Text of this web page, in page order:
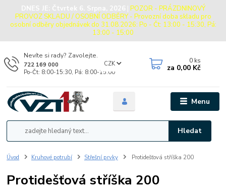
DNES JE: Čtvrtek 6. Srpna, 2026 | POZOR - PRÁZDNINOVÝ
PROVOZ SKLADU / OSOBNÍ ODBĚRY - Provozní doba skladu pro
osobní odběry objednávek do 31.08.2026: Po - Čt: 13:00 - 15:30, Pá:
13:00 - 15:00
Menu
CZK
Hledat
Nevíte si rady? Zavolejte.
722 169 000
Po-Čt: 8:00-15:30, Pá: 8:00-15:00
0 ks
za 0,00 Kč
Úvod Kruhové potrubí Střešní prvky Protidešťová stříška 200
Protidešťová stříška 200